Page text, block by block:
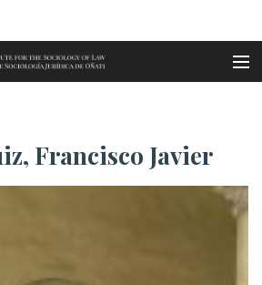
Francisco Javi...
Francisco Javier